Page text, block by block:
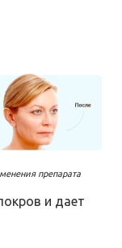
препарата
и дает